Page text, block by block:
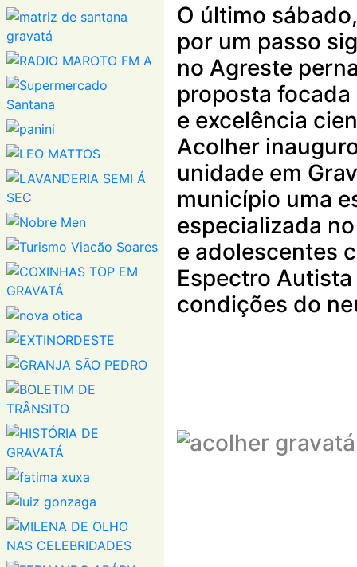
O último
por um passo
no Agreste
proposta
e excelência
Acolher
unidade em
município uma
especializada
e adolescentes
Espectro
condições do